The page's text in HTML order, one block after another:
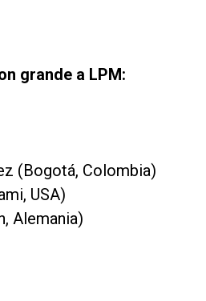
grande a LPM:
(Bogotá, Colombia)
USA)
Alemania)